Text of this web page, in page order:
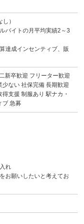
）
バイトの月平均実績2～3
成インセンティブ、販
新卒歓迎 フリーター歓迎
ない 社保完備 長期歓迎
支援 制服あり 駅ナカ・
ブ 急募
れ
お願いしたいと考えてお